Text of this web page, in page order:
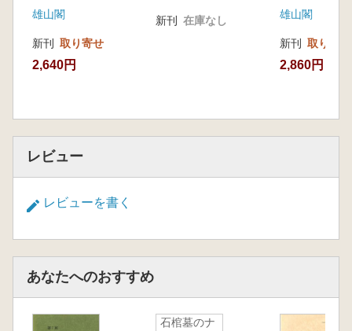
雄山閣
新刊 取り寄せ
2,640円
新刊 在庫なし
雄山閣
新刊 取り寄せ
2,860円
レビュー
レビューを書く
あなたへのおすすめ
石棺墓のナ